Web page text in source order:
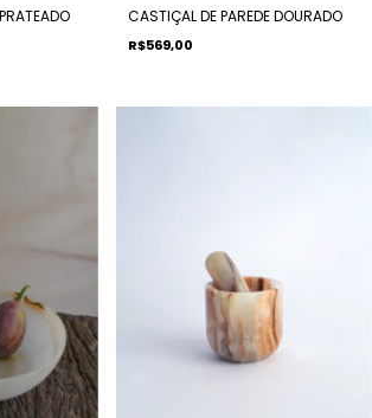
CASTIÇAL DE PAREDE DOURADO
R$569,00